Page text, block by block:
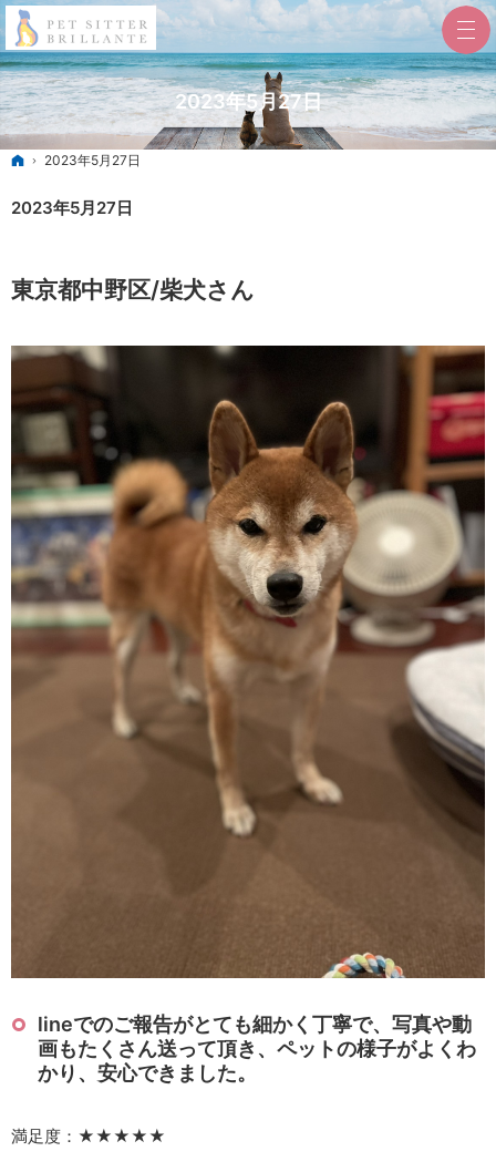
2023年5月27日
ホーム
2023年5月27日
2023年5月27日
東京都中野区/柴犬さん
lineでのご報告がとても細かく丁寧で、写真や動
画もたくさん送って頂き、ペットの様子がよくわ
かり、安心できました。
満足度：★★★★★